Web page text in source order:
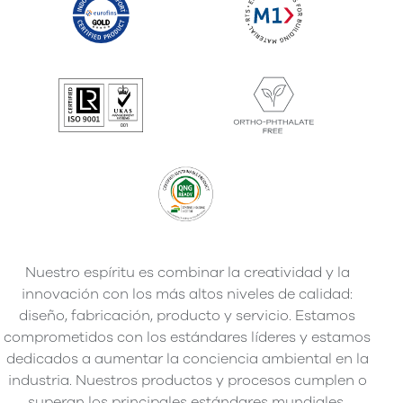
Nuestro espíritu es combinar la creatividad y la
innovación con los más altos niveles de calidad:
diseño, fabricación, producto y servicio. Estamos
comprometidos con los estándares líderes y estamos
dedicados a aumentar la conciencia ambiental en la
industria. Nuestros productos y procesos cumplen o